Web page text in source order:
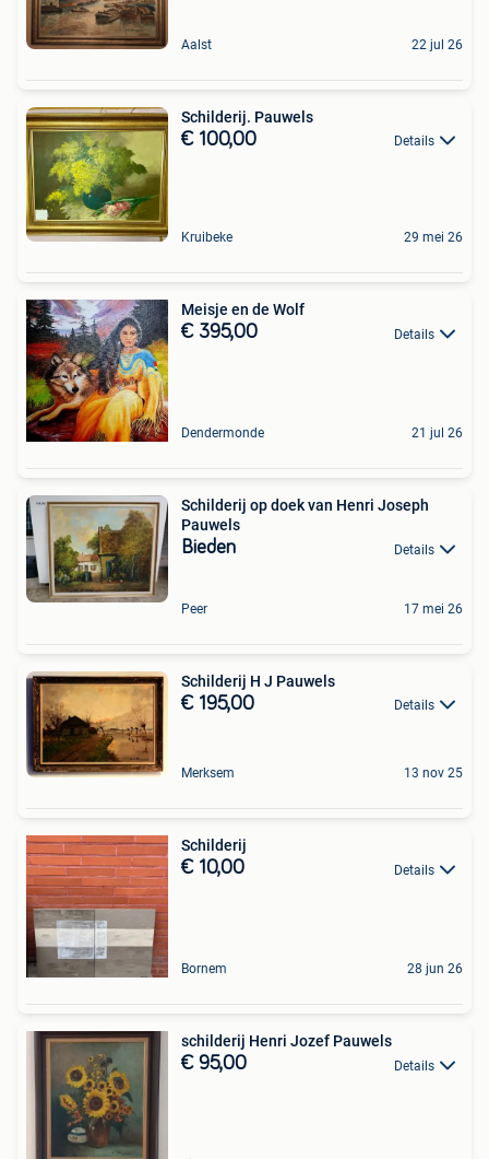
Aalst 22 jul 26
Schilderij. Pauwels
€ 100,00 Details
Kruibeke 29 mei 26
Meisje en de Wolf
€ 395,00 Details
Dendermonde 21 jul 26
Schilderij op doek van Henri Joseph
Pauwels
Bieden Details
Peer 17 mei 26
Schilderij H J Pauwels
€ 195,00 Details
Merksem 13 nov 25
Schilderij
€ 10,00 Details
Bornem 28 jun 26
schilderij Henri Jozef Pauwels
€ 95,00 Details